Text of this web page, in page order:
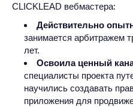
CLICKLEAD вебмастера:
Действительно
занимается арбитражем
лет.
Освоила ценный
специалисты проекта
научились создавать
приложения для